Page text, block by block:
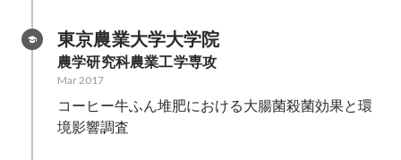
東京農業大学大学院
農学研究科農業工学専攻
Mar 2017
コーヒー牛ふん堆肥における大腸菌殺菌効果と環
境影響調査